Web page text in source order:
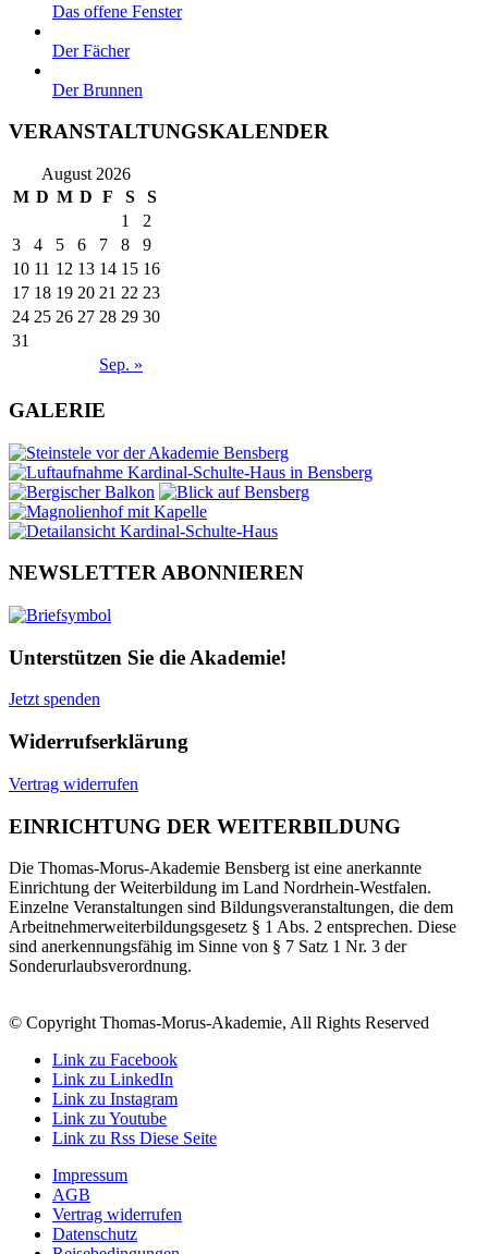
Das offene Fenster
Der Fächer
Der Brunnen
VERANSTALTUNGSKALENDER
August 2026
M D M D F S S
Sep. »
1
2
3
4 5 6 7 8
9
10 11 12 13 14 15 16
17 18 19 20 21 22 23
24 25 26 27 28 29 30
31
GALERIE
NEWSLETTER ABONNIEREN
Unterstützen Sie die Akademie!
Jetzt spenden
Widerrufserklärung
Vertrag widerrufen
EINRICHTUNG DER WEITERBILDUNG
Die Thomas-Morus-Akademie Bensberg ist eine anerkannte
Einrichtung der Weiterbildung im Land Nordrhein-Westfalen.
Einzelne Veranstaltungen sind Bildungsveranstaltungen, die dem
Arbeitnehmerweiterbildungsgesetz § 1 Abs. 2 entsprechen. Diese
sind anerkennungsfähig im Sinne von § 7 Satz 1 Nr. 3 der
Sonderurlaubsverordnung.
© Copyright Thomas-Morus-Akademie, All Rights Reserved
Link zu Facebook
Link zu LinkedIn
Link zu Instagram
Link zu Youtube
Link zu Rss Diese Seite
Impressum
AGB
Vertrag widerrufen
Datenschutz